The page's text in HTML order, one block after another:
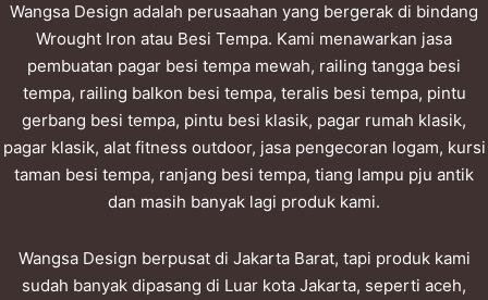
Wangsa Design adalah perusaahan yang bergerak di bindang
Wrought Iron atau Besi Tempa. Kami menawarkan jasa
pembuatan pagar besi tempa mewah, railing tangga besi
tempa, railing balkon besi tempa, teralis besi tempa, pintu
gerbang besi tempa, pintu besi klasik, pagar rumah klasik,
pagar klasik, alat fitness outdoor, jasa pengecoran logam, kursi
taman besi tempa, ranjang besi tempa, tiang lampu pju antik
dan masih banyak lagi produk kami.
Wangsa Design berpusat di Jakarta Barat, tapi produk kami
sudah banyak dipasang di Luar kota Jakarta, seperti aceh,